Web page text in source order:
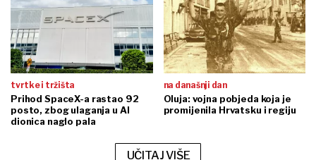
tvrtke i tržišta
Prihod SpaceX-a rastao 92
posto, zbog ulaganja u AI
dionica naglo pala
na današnji dan
Oluja: vojna pobjeda koja je
promijenila Hrvatsku i regiju
UČITAJ VIŠE